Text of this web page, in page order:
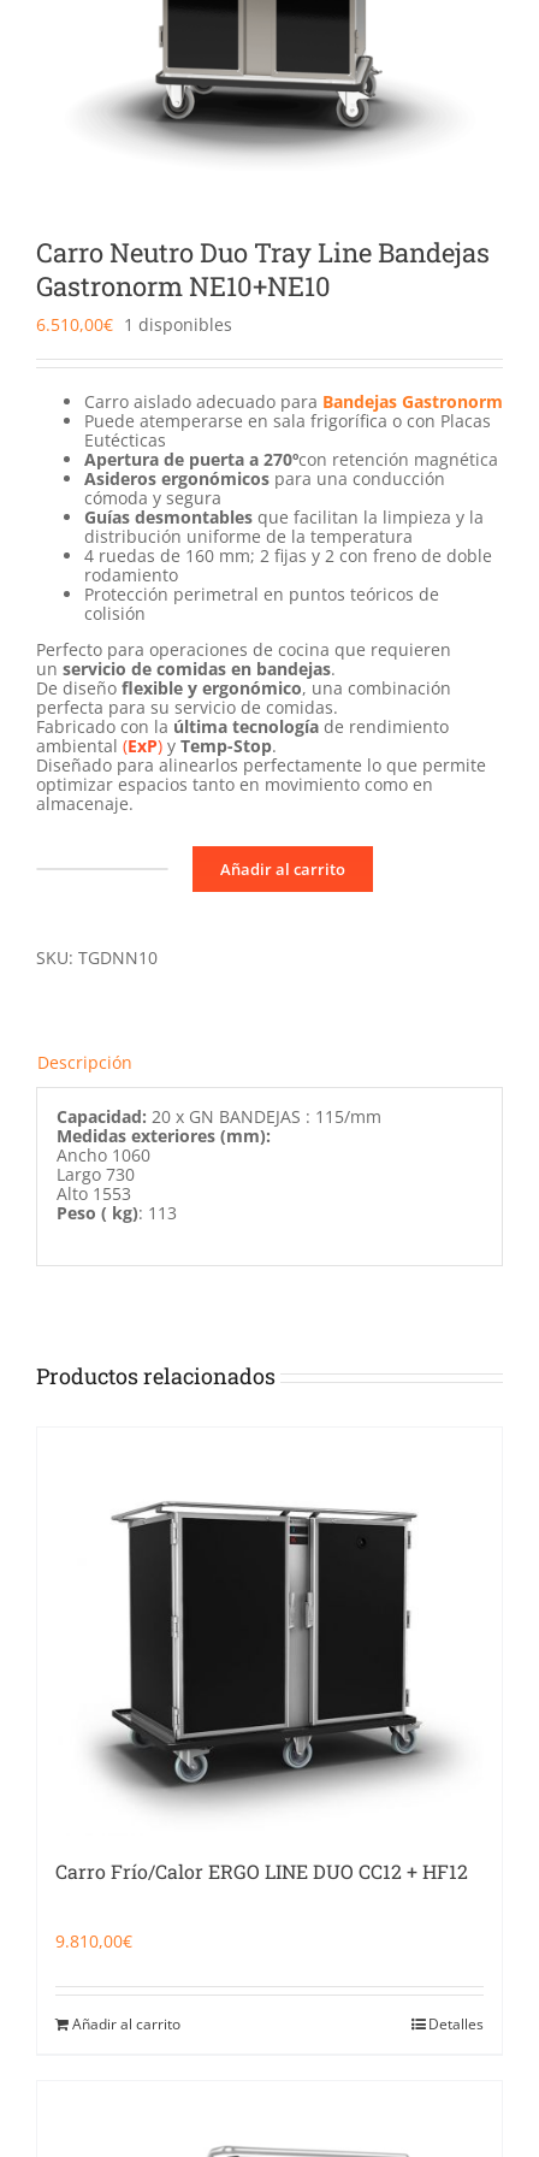
Food Service y Vending
Carro Neutro Duo Tray Line Bandejas
Gastronorm NE10+NE10
6.510,00€ 1 disponibles
Carro aislado adecuado para Bandejas Gastronorm
Puede atemperarse en sala frigorífica o con Placas
Eutécticas
Apertura de puerta a 270ºcon retención magnética
Asideros ergonómicos para una conducción
cómoda y segura
Guías desmontables que facilitan la limpieza y la
distribución uniforme de la temperatura
4 ruedas de 160 mm; 2 fijas y 2 con freno de doble
rodamiento
Protección perimetral en puntos teóricos de
colisión
Perfecto para operaciones de cocina que requieren
un servicio de comidas en bandejas.
De diseño flexible y ergonómico, una combinación
perfecta para su servicio de comidas.
Fabricado con la última tecnología de rendimiento
ambiental (ExP) y Temp-Stop.
Diseñado para alinearlos perfectamente lo que permite
optimizar espacios tanto en movimiento como en
almacenaje.
Carro
Line
Añadir al carrito
SKU: TGDNN10
Descripción
Capacidad: 20 x GN BANDEJAS : 115/mm
Medidas exteriores (mm):
Ancho 1060
Largo 730
Alto 1553
Peso ( kg): 113
Productos relacionados
Carro Frío/Calor ERGO LINE DUO CC12 + HF12
9.810,00€
Añadir al carrito Detalles